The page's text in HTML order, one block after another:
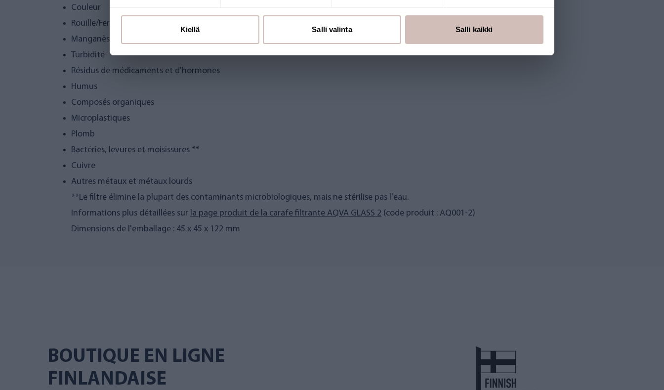
Kiellä Salli valinta Salli kaikki
Couleur
Rouille/Fer
Manganèse
Turbidité
Résidus de médicaments et d'hormones
Humus
Composés organiques
Microplastiques
Plomb
Bactéries, levures et moisissures **
Cuivre
Autres métaux et métaux lourds
**Le filtre élimine la plupart des contaminants microbiologiques, mais ne stérilise pas l'eau.
Informations plus détaillées sur la page produit de la carafe filtrante AQVA GLASS 2 (code produit : AQ001-2)
Dimensions de l'emballage : 45 x 45 x 122 mm
BOUTIQUE EN LIGNE
FINLANDAISE